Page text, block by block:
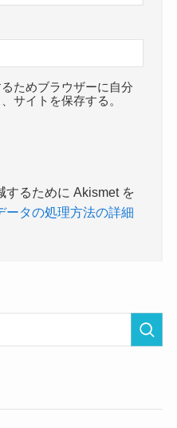
ためブラウザーに自分
サイトを保存する。
するために Akismet を
ータの処理方法の詳細